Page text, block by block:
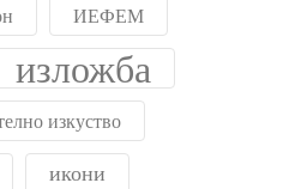
ИЕФЕМ
изложба
изкуство
икони